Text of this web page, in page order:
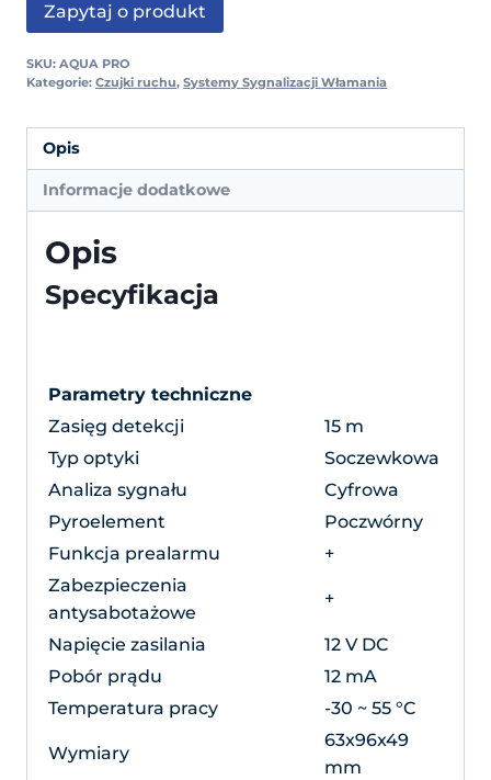
Zapytaj o produkt
SKU: AQUA PRO
Kategorie: Czujki ruchu, Systemy Sygnalizacji Włamania
Opis
Informacje dodatkowe
Opis
Specyfikacja
Parametry techniczne
Zasięg detekcji
15 m
Typ optyki
Soczewkowa
Analiza sygnału
Cyfrowa
Pyroelement
Poczwórny
Funkcja prealarmu
+
Zabezpieczenia
antysabotażowe
+
Napięcie zasilania
12 V DC
Pobór prądu
12 mA
Temperatura pracy
-30 ~ 55 °C
Wymiary
63x96x49
mm